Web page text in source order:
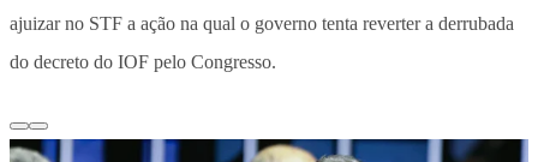
ajuizar no STF a ação na qual o governo tenta reverter a derrubada
do decreto do IOF pelo Congresso.